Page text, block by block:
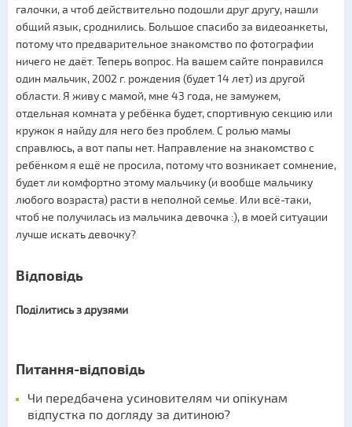
галочки, а чтоб действительно подошли друг другу, нашли
общий язык, сроднились. Большое спасибо за видеоанкеты,
потому что предварительное знакомство по фотографии
ничего не даёт. Теперь вопрос. На вашем сайте понравился
один мальчик, 2002 г. рождения (будет 14 лет) из другой
области. Я живу с мамой, мне 43 года, не замужем,
отдельная комната у ребёнка будет, спортивную секцию или
кружок я найду для него без проблем. С ролью мамы
справлюсь, а вот папы нет. Направление на знакомство с
ребёнком я ещё не просила, потому что возникает сомнение,
будет ли комфортно этому мальчику (и вообще мальчику
любого возраста) расти в неполной семье. Или всё-таки,
чтоб не получилась из мальчика девочка :), в моей ситуации
лучше искать девочку?
Відповідь
Поділитись з друзями
Питання-відповідь
Чи передбачена усиновителям чи опікунам
відпустка по догляду за дитиною?